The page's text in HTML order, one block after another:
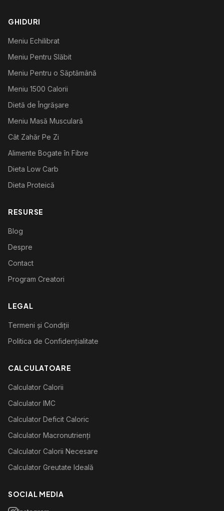
GHIDURI
Meniu Echilibrat
Meniu Pentru Slăbit
Meniu Pentru o Săptămână
Meniu 1500 Calorii
Dietă de Îngrășare
Meniu Masă Musculară
Cât Zahăr Pe Zi
Alimente Bogate în Fibre
Dieta Low Carb
Dieta Proteică
RESURSE
Blog
Despre
Contact
Program Creatori
LEGAL
Termeni și Condiții
Politica de Confidențialitate
CALCULATOARE
Calculator Calorii
Calculator IMC
Calculator Deficit Caloric
Calculator Macronutrienți
Calculator Calorii Necesare
Calculator Greutate Ideală
SOCIAL MEDIA